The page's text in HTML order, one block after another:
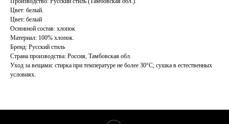
Цвет: белый.
Цвет: белый
Основной состав: хлопок
Материал: 100% хлопок.
Бренд: Русский стиль
Страна производства: Россия, Тамбовская обл.
Уход за вещами: стирка при температуре не более 30°C; сушка в естественных
условиях.